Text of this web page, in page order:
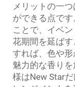
メリットの一
ができる点で
ことで、イベ
花期間を延ば
すれば、色や
魅力的な香り
様はNew Star